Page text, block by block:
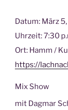
Datum: März
Uhrzeit:7:30
Ort: Hamm /
https://
Mix Show
mit Dagmar